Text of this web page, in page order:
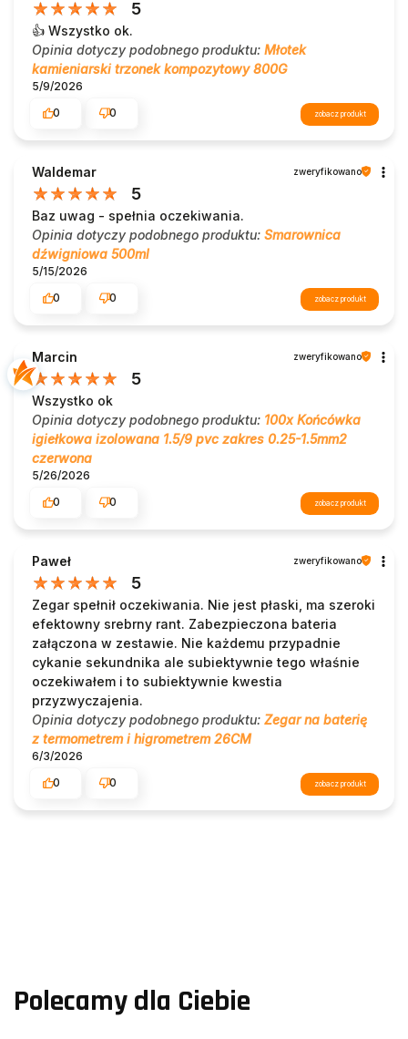
5
👍️ Wszystko ok.
Opinia dotyczy podobnego produktu: Młotek
kamieniarski trzonek kompozytowy 800G
5/9/2026
0
0 zobacz produkt
Waldemar zweryfikowano
5
Baz uwag - spełnia oczekiwania.
Opinia dotyczy podobnego produktu: Smarownica
dźwigniowa 500ml
5/15/2026
0
0 zobacz produkt
Marcin zweryfikowano
5
Wszystko ok
Opinia dotyczy podobnego produktu: 100x Końcówka
igiełkowa izolowana 1.5/9 pvc zakres 0.25-1.5mm2
czerwona
5/26/2026
0
0 zobacz produkt
Paweł zweryfikowano
5
Zegar spełnił oczekiwania. Nie jest płaski, ma szeroki
efektowny srebrny rant. Zabezpieczona bateria
załączona w zestawie. Nie każdemu przypadnie
cykanie sekundnika ale subiektywnie tego właśnie
oczekiwałem i to subiektywnie kwestia
przyzwyczajenia.
Opinia dotyczy podobnego produktu: Zegar na baterię
z termometrem i higrometrem 26CM
6/3/2026
0
0 zobacz produkt
Polecamy dla Ciebie